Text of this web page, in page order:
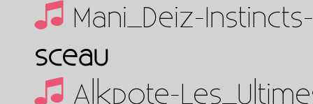
Mani_Deiz-
sceau
Alkpote-